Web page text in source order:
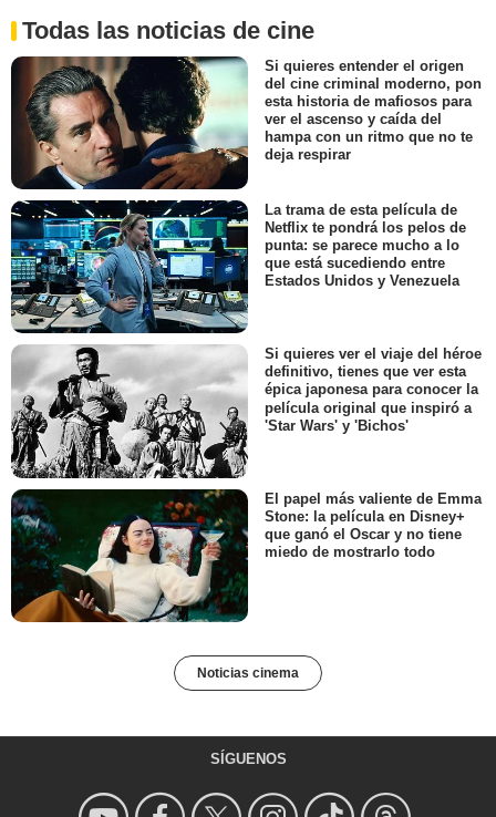
Todas las noticias de cine
Si quieres entender el origen
del cine criminal moderno, pon
esta historia de mafiosos para
ver el ascenso y caída del
hampa con un ritmo que no te
deja respirar
La trama de esta película de
Netflix te pondrá los pelos de
punta: se parece mucho a lo
que está sucediendo entre
Estados Unidos y Venezuela
Si quieres ver el viaje del héroe
definitivo, tienes que ver esta
épica japonesa para conocer la
película original que inspiró a
'Star Wars' y 'Bichos'
El papel más valiente de Emma
Stone: la película en Disney+
que ganó el Oscar y no tiene
miedo de mostrarlo todo
Noticias cinema
SÍGUENOS